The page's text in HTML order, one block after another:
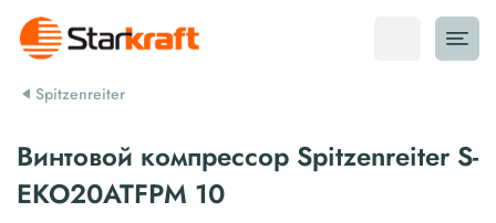
Spitzenreiter
Винтовой компрессор Spitzenreiter S-
EKO20ATFPM 10